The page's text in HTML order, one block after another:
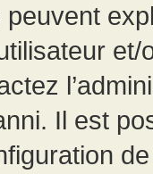
Il est